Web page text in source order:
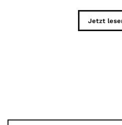
Jetzt